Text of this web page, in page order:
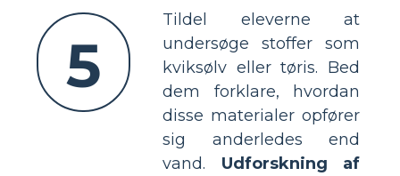
5
Tildel eleverne at
undersøge stoffer som
kviksølv eller tøris. Bed
dem forklare, hvordan
disse materialer opfører
sig anderledes end
vand. Udforskning af